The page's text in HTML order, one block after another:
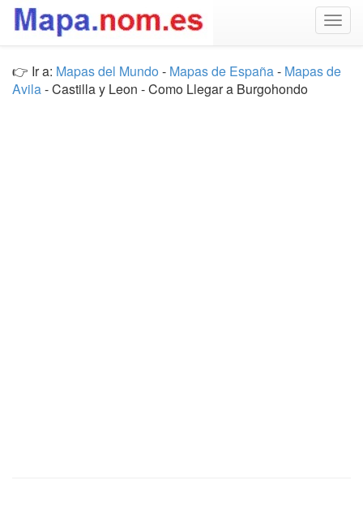
👉 Ir a: Mapas del Mundo - Mapas de España- Mapas de
Avila- Castilla y Leon - Como Llegar a Burgohondo